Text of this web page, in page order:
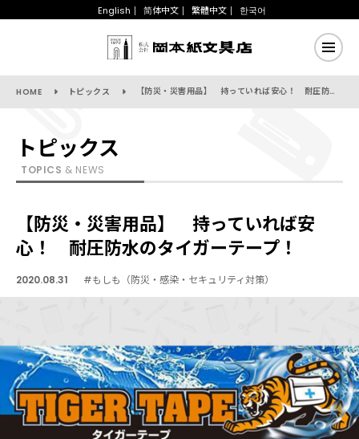
English 简体中文 繁體中文 한국어
HOME トピックス 【防災・災害用品】 持っていれば安心！ 耐圧防水のタイガーテープ！
トピックス
TOPICS & NEWS
【防災・災害用品】 持っていれば安
心！ 耐圧防水のタイガーテープ！
2020.08.31 #もしも（防災・感染・セキュリティ対策）